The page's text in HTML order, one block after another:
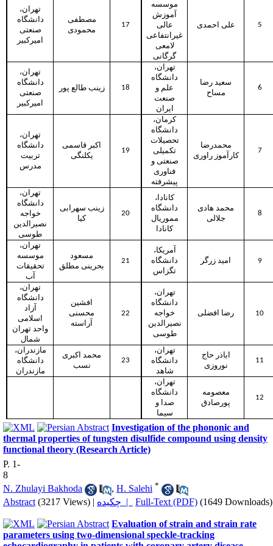
5 علی احمدی
موسسه
آموزش
عالی
غیرانتفاعی
لامعی
گرگانی
17
مصطفی
محمودی
تهران،
دانشگاه
صنعتی
امیرکبیر
6
سعید رضا
مساح
تهران،
دانشگاه
علم و
صنعت
ایران
18 زینب طالع پور
تهران،
دانشگاه
صنعتی
امیرکبیر
7
محمدرضا
کارآموز راوری
کرمان،
دانشگاه
تحصیلات
تکمیلی
صنعتی و
فناوری
پیشرفته
19
اکبر قاسمی
یکلنگی
تهران،
دانشگاه
تربیت
مدرس
8
محمد هادی
جلالی
کانادا،
دانشگاه
مموریال
کانادا
20
زینب سهرابی
کیا
تهران،
دانشگاه
خواجه
نصیرالدین
طوسی
9 امید زرگر
آمریکا،
دانشگاه
تگزاس
21
مسعود
بحرینی مطلق
تهران،
موسسه
تحقیقات
آب
10 رضا افضلی
تهران،
دانشگاه
خواجه
نصیرالدین
طوسی
22
افشین
محسنی
آراسته
تهران،
دانشگاه
آزاد
اسلامی
واحد تهران
شمال
11
اباذر حاج
نوروزی
تهران،
دانشگاه
شاهد
23
محمد اکبری
نسب
مازندران،
دانشگاه
مازندران
12
معصومه
پورصادق
تهران،
دانشگاه
صدا و
سیما
Investigation of the phononic and
thermal properties of tungsten disulfide compound using density
functional theory (Research Article)
P. 1-
8
N. Zhulayi Bakhoda
, H. Salehi *
Abstract (3217 Views) | چکیده | Full-Text (PDF) (1649 Downloads)
Evaluation of strain and strain rate
parameters using two-dimensional speckle-tracking